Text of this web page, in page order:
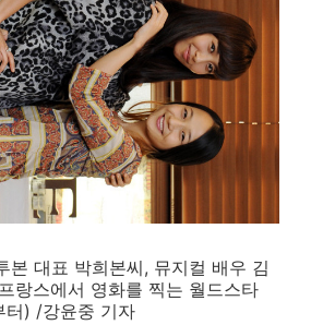
본 대표 박희본씨, 뮤지컬 배우 김
랑스에서 영화를 찍는 월드스타
터) /강윤중 기자